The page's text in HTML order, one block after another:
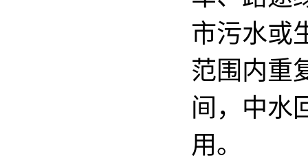
市污水或
范围内重
间，中水
用。